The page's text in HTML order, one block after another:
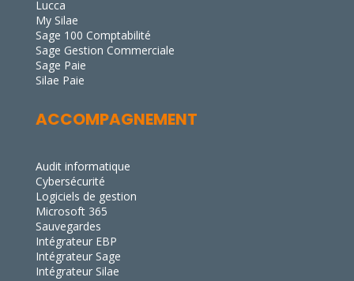
Lucca
My Silae
Sage 100 Comptabilité
Sage Gestion Commerciale
Sage Paie
Silae Paie
ACCOMPAGNEMENT
Audit informatique
Cybersécurité
Logiciels de gestion
Microsoft 365
Sauvegardes
Intégrateur EBP
Intégrateur Sage
Intégrateur Silae